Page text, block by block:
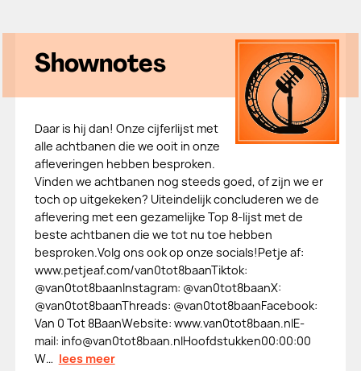
Shownotes
Daar is hij dan! Onze cijferlijst met
alle achtbanen die we ooit in onze
afleveringen hebben besproken.
Vinden we achtbanen nog steeds goed, of zijn we er
toch op uitgekeken? Uiteindelijk concluderen we de
aflevering met een gezamelijke Top 8-lijst met de
beste achtbanen die we tot nu toe hebben
besproken.Volg ons ook op onze socials!Petje af:
www.petjeaf.com/van0tot8baanTiktok:
@van0tot8baanInstagram: @van0tot8baanX:
@van0tot8baanThreads: @van0tot8baanFacebook:
Van 0 Tot 8BaanWebsite: www.van0tot8baan.nlE-
mail: info@van0tot8baan.nlHoofdstukken00:00:00
W… lees meer